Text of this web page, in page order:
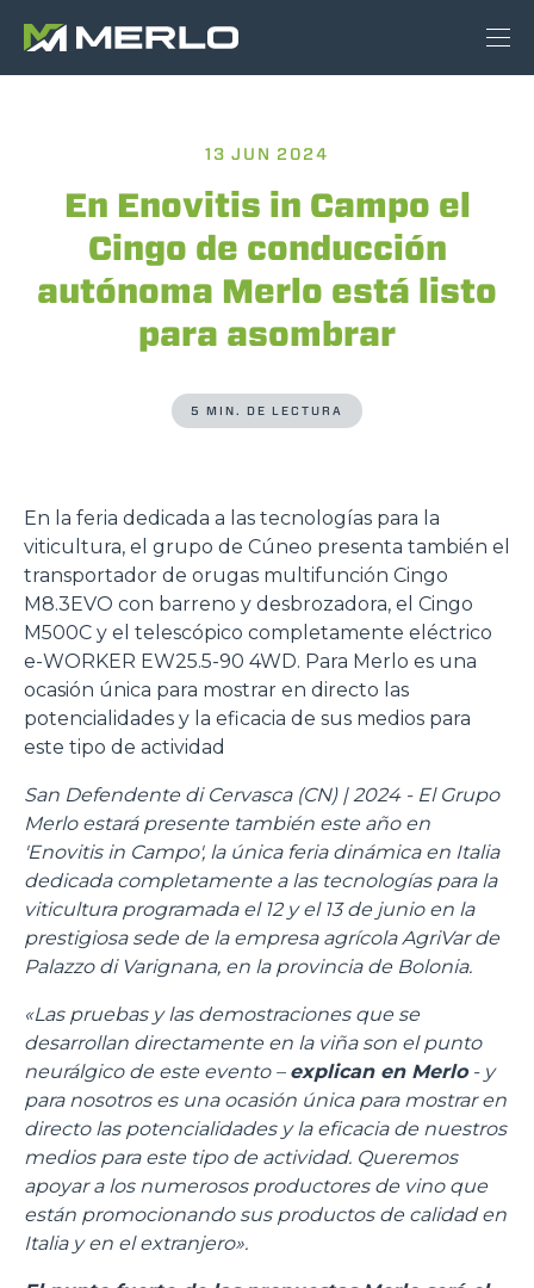
13 JUN 2024
En Enovitis in Campo el
Cingo de conducción
autónoma Merlo está listo
para asombrar
5 MIN. DE LECTURA
En la feria dedicada a las tecnologías para la
viticultura, el grupo de Cúneo presenta también el
transportador de orugas multifunción Cingo
M8.3EVO con barreno y desbrozadora, el Cingo
M500C y el telescópico completamente eléctrico
e-WORKER EW25.5-90 4WD. Para Merlo es una
ocasión única para mostrar en directo las
potencialidades y la eficacia de sus medios para
este tipo de actividad
San Defendente di Cervasca (CN) | 2024 - El Grupo
Merlo estará presente también este año en
'Enovitis in Campo', la única feria dinámica en Italia
dedicada completamente a las tecnologías para la
viticultura programada el 12 y el 13 de junio en la
prestigiosa sede de la empresa agrícola AgriVar de
Palazzo di Varignana, en la provincia de Bolonia.
«Las pruebas y las demostraciones que se
desarrollan directamente en la viña son el punto
neurálgico de este evento – explican en Merlo- y
para nosotros es una ocasión única para mostrar en
directo las potencialidades y la eficacia de nuestros
medios para este tipo de actividad. Queremos
apoyar a los numerosos productores de vino que
están promocionando sus productos de calidad en
Italia y en el extranjero».